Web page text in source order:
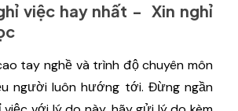
việc hay nhất - Xin nghỉ
tay nghề và trình độ chuyên môn
người luôn hướng tới. Đừng ngần